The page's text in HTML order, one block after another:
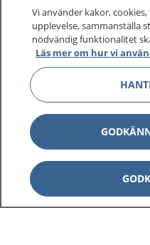
1177 på flera språk
Om 1177
Kontakt
Behandling av
Hantering av kakor
Vi använder kakor,
upplevelse, sammanställa
nödvändig funktionalitet
Läs mer om hur vi